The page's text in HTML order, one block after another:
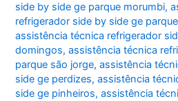
side by side ge parque morumbi,
refrigerador side by side ge
assistência técnica refrigerador
domingos,assistência técnica
parque são jorge,assistência
side ge perdizes,assistência
side ge pinheiros,assistência